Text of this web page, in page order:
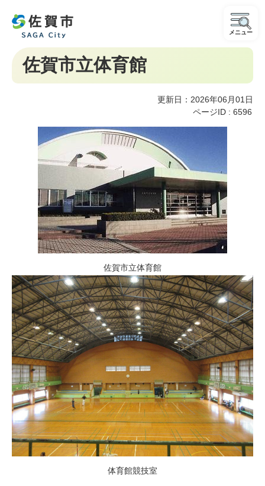
メニュー
佐賀市立体育館
更新日：2026年06月01日
ページID : 6596
佐賀市立体育館
体育館競技室